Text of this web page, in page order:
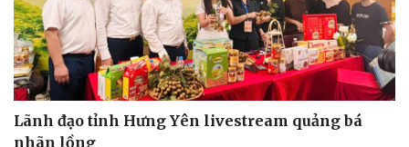
Lãnh đạo tỉnh Hưng Yên livestream quảng bá
nhãn lồng